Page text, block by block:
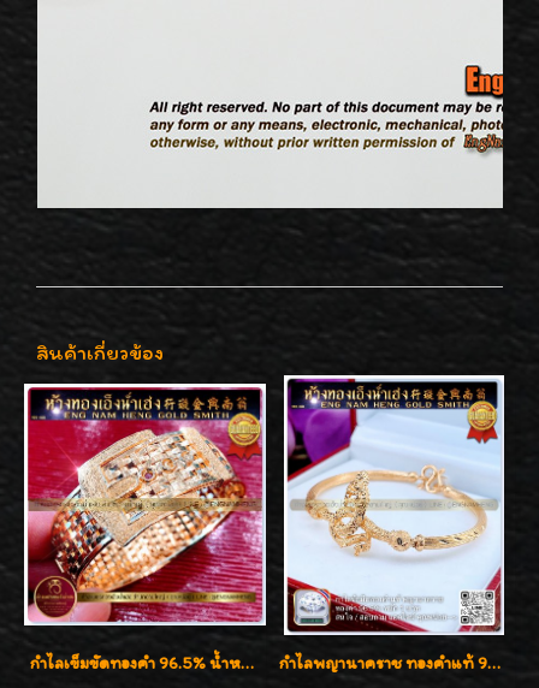
สินค้าเกี่ยวข้อง
กำไลเข็มขัดทองคำ 96.5% น้ำหนัก 3 บาท หรูหรา สวยมากๆค่ะ กำไลพญานาคราช ทองคำแท้ 96.5% น้ำหนัก 1 บาท เสริมสิริมงคล